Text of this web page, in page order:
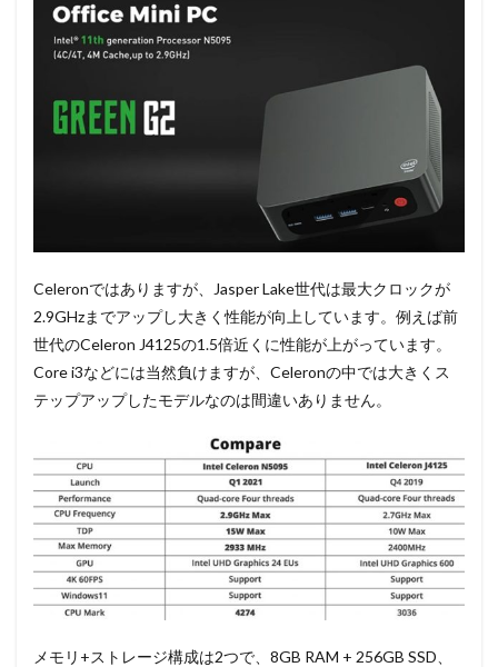
Celeronではありますが、Jasper Lake世代は最大クロックが
2.9GHzまでアップし大きく性能が向上しています。例えば前
世代のCeleron J4125の1.5倍近くに性能が上がっています。
Core i3などには当然負けますが、Celeronの中では大きくス
テップアップしたモデルなのは間違いありません。
メモリ+ストレージ構成は2つで、8GB RAM + 256GB SSD、